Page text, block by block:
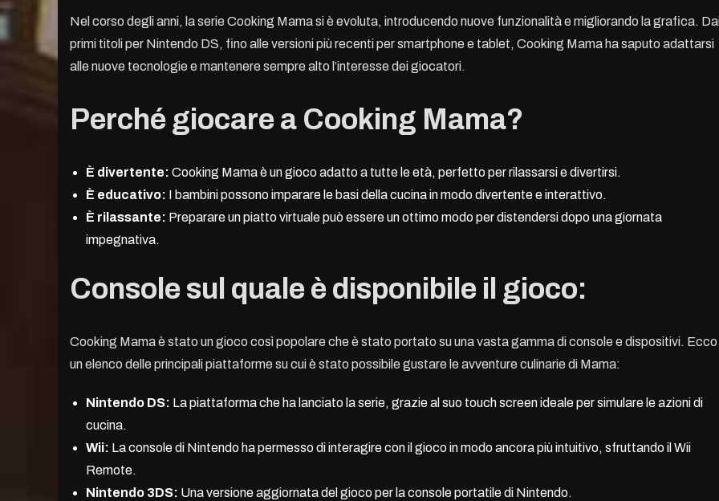
Nel corso degli anni, la serie Cooking Mama si è evoluta, introducendo nuove funzionalità e migliorando la grafica.
primi titoli per Nintendo DS, fino alle versioni più recenti per smartphone e tablet, Cooking Mama ha saputo adattarsi
alle nuove tecnologie e mantenere sempre alto l’interesse dei giocatori.
Perché giocare a Cooking Mama?
È divertente: Cooking Mama è un gioco adatto a tutte le età, perfetto per rilassarsi e divertirsi.
È educativo: I bambini possono imparare le basi della cucina in modo divertente e interattivo.
È rilassante: Preparare un piatto virtuale può essere un ottimo modo per distendersi dopo una giornata
impegnativa.
Console sul quale è disponibile il gioco:
Cooking Mama è stato un gioco così popolare che è stato portato su una vasta gamma di console e dispositivi. Ecco
un elenco delle principali piattaforme su cui è stato possibile gustare le avventure culinarie di Mama:
Nintendo DS: La piattaforma che ha lanciato la serie, grazie al suo touch screen ideale per simulare le azioni di
cucina.
Wii: La console di Nintendo ha permesso di interagire con il gioco in modo ancora più intuitivo, sfruttando il Wii
Remote.
Nintendo 3DS: Una versione aggiornata del gioco per la console portatile di Nintendo.